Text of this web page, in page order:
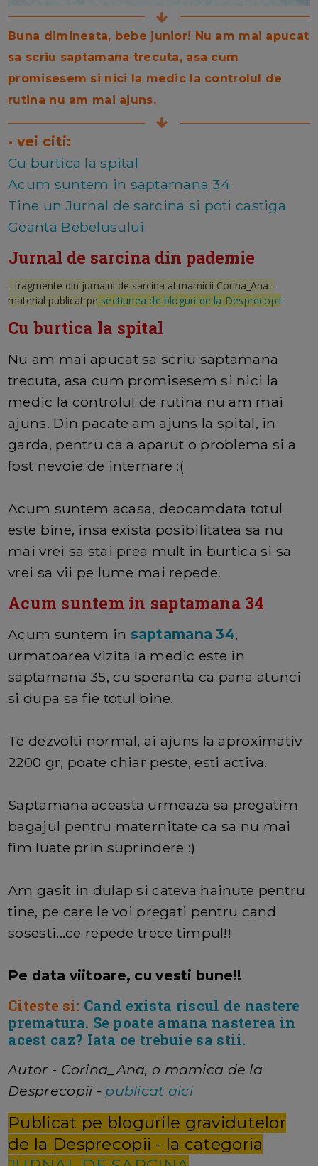
Buna dimineata, bebe junior! Nu am mai apucat
sa scriu saptamana trecuta, asa cum
promisesem si nici la medic la controlul de
rutina nu am mai ajuns.
- vei citi:
Cu burtica la spital
Acum suntem in saptamana 34
Tine un Jurnal de sarcina si poti castiga
Geanta Bebelusului
Jurnal de sarcina din pademie
- fragmente din jurnalul de sarcina al mamicii Corina_Ana -
material publicat pe sectiunea de bloguri de la Desprecopii
Cu burtica la spital
Nu am mai apucat sa scriu saptamana
trecuta, asa cum promisesem si nici la
medic la controlul de rutina nu am mai
ajuns. Din pacate am ajuns la spital, in
garda, pentru ca a aparut o problema si a
fost nevoie de internare :(
Acum suntem acasa, deocamdata totul
este bine, insa exista posibilitatea sa nu
mai vrei sa stai prea mult in burtica si sa
vrei sa vii pe lume mai repede.
Acum suntem in saptamana 34
Acum suntem in saptamana 34,
urmatoarea vizita la medic este in
saptamana 35, cu speranta ca pana atunci
si dupa sa fie totul bine.
Te dezvolti normal, ai ajuns la aproximativ
2200 gr, poate chiar peste, esti activa.
Saptamana aceasta urmeaza sa pregatim
bagajul pentru maternitate ca sa nu mai
fim luate prin suprindere :)
Am gasit in dulap si cateva hainute pentru
tine, pe care le voi pregati pentru cand
sosesti...ce repede trece timpul!!
Pe data viitoare, cu vesti bune!!
Citeste si: Cand exista riscul de nastere
prematura. Se poate amana nasterea in
acest caz? Iata ce trebuie sa stii.
Autor - Corina_Ana, o mamica de la
Desprecopii - publicat aici
Publicat pe blogurile gravidutelor
de la Desprecopii - la categoria